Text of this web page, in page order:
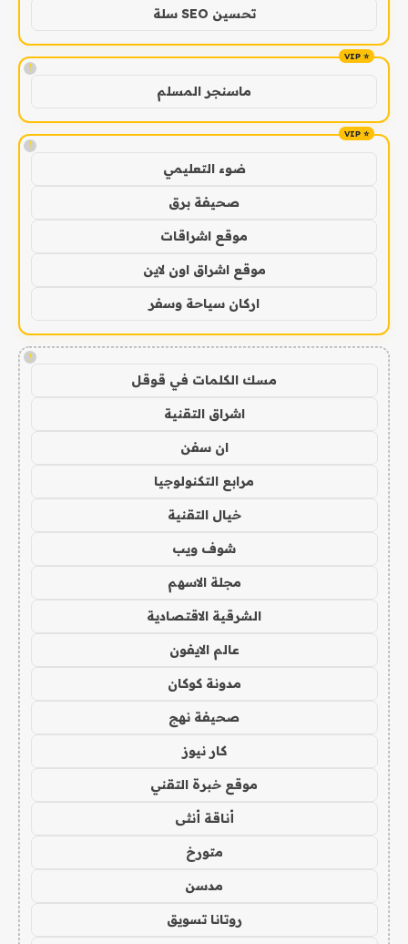
تحسين SEO سلة
!
ماسنجر المسلم
!
ضوء التعليمي
صحيفة برق
موقع اشراقات
موقع اشراق اون لاين
اركان سياحة وسفر
!
مسك الكلمات في قوقل
اشراق التقنية
ان سفن
مرابع التكنولوجيا
خيال التقنية
شوف ويب
مجلة الاسهم
الشرقية الاقتصادية
عالم الايفون
مدونة كوكان
صحيفة نهج
كار نيوز
موقع خبرة التقني
أناقة أنثى
متورخ
مدسن
روتانا تسويق